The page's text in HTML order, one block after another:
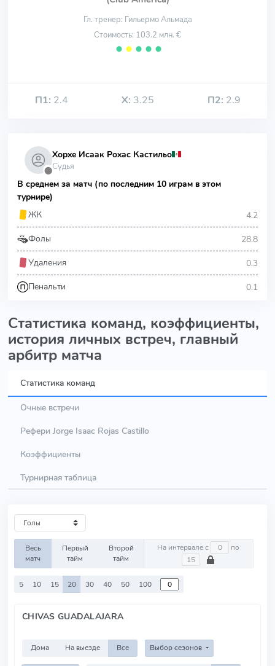
Гл. тренер: Гильермо Альмада
Стоимость: 103.2 млн. €
⬤ ⬤ ⬤ ⬤ ⬤
П1: 2.4 Х: 3.25 П2: 2.9
⬤
Хорхе Исаак Рохас Кастильо
Судья
В среднем за матч (по последним 10 играм в этом
турнире)
ЖК
4.2
Фолы 28.8
Удаления 0.3
Пенальти 0.1
Статистика команд, коэффициенты,
история личных встреч, главный
арбитр матча
Статистика команд
Очные встречи
Рефери Jorge Isaac Rojas Castillo
Коэффициенты
Турнирная таблица
Весь
матч
Первый
тайм
Второй
тайм
На интервале с по
5 10 15 20 30 40 50 100
CHIVAS GUADALAJARA
Дома На выезде Все Выбор сезонов